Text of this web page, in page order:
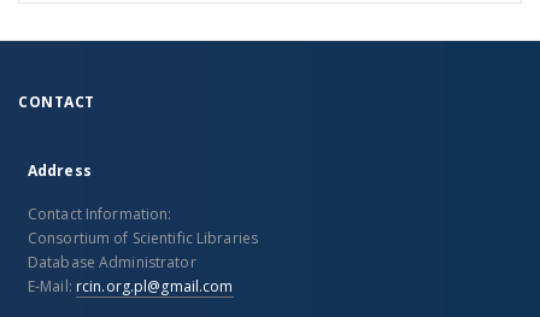
CONTACT
Address
Contact Information:
Consortium of Scientific Libraries
Database Administrator
E-Mail: rcin.org.pl@gmail.com